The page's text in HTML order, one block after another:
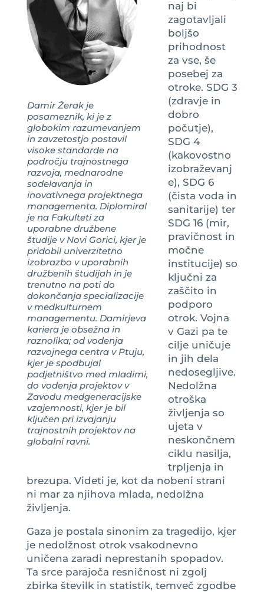
Damir Žerak je
posameznik, ki je z
globokim razumevanjem
in zavzetostjo postavil
visoke standarde na
področju trajnostnega
razvoja, mednarodne
sodelavanja in
inovativnega projektnega
managementa. Diplomiral
je na Fakulteti za
uporabne družbene
študije v Novi Gorici, kjer je
pridobil univerzitetno
izobrazbo v uporabnih
družbenih študijah in je
trenutno na poti do
dokončanja specializacije
v medkulturnem
managementu. Damirjeva
kariera je obsežna in
raznolika; od vodenja
razvojnega centra v Ptuju,
kjer je spodbujal
podjetništvo med mladimi,
do vodenja projektov v
Zavodu medgeneracijske
vzajemnosti, kjer je bil
ključen pri izvajanju
trajnostnih projektov na
globalni ravni.
naj bi
zagotavljali
boljšo
prihodnost
za vse, še
posebej za
otroke. SDG 3
(zdravje in
dobro
počutje),
SDG 4
(kakovostno
izobraževanj
e), SDG 6
(čista voda in
sanitarije) ter
SDG 16 (mir,
pravičnost in
močne
institucije) so
ključni za
zaščito in
podporo
otrok. Vojna
v Gazi pa te
cilje uničuje
in jih dela
nedosegljive.
Nedolžna
otroška
življenja so
ujeta v
neskončnem
ciklu nasilja,
trpljenja in
brezupa. Videti je, kot da nobeni strani
ni mar za njihova mlada, nedolžna
življenja.
Gaza je postala sinonim za tragedijo, kjer
je nedolžnost otrok vsakodnevno
uničena zaradi neprestanih spopadov.
Ta srce parajoča resničnost ni zgolj
zbirka številk in statistik, temveč zgodbe